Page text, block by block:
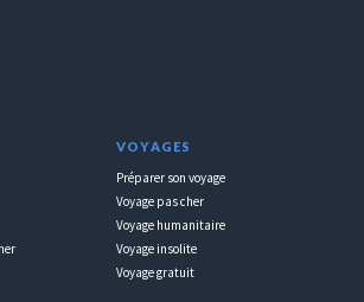
VOYAGES
Préparer son voyage
Voyage pas cher
Voyage humanitaire
Voyage insolite
Voyage gratuit